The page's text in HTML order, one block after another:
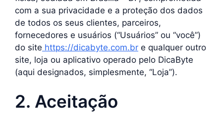
com a sua privacidade e a proteção dos dados
de todos os seus clientes, parceiros,
fornecedores e usuários (“Usuários” ou “você”)
do site https://dicabyte.com.br e qualquer outro
site, loja ou aplicativo operado pelo DicaByte
(aqui designados, simplesmente, “Loja”).
2. Aceitação